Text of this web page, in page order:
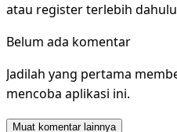
atau register terlebih
Belum ada komentar
Jadilah yang pertama
mencoba aplikasi ini.
Muat komentar lainnya